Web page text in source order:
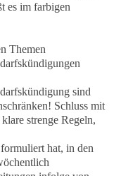
es im farbigen
Themen
sind
Schluss mit
strenge Regeln,
hat, in den